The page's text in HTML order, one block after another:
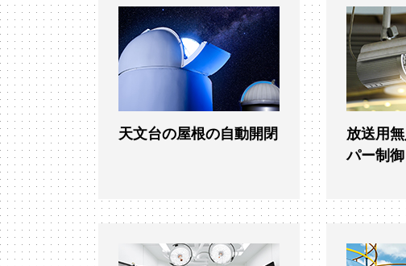
天文台の屋根の自動開閉
放送用
パー制御